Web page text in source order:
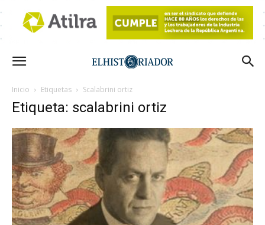
Inicio Etiquetas Scalabrini ortiz
Etiqueta: scalabrini ortiz